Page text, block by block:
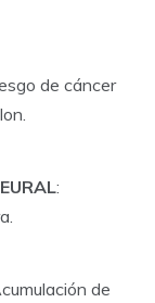
de cáncer
:
de